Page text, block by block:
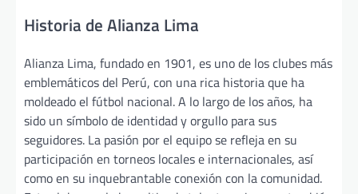
Historia de Alianza Lima
Alianza Lima, fundado en 1901, es uno de los clubes más
emblemáticos del Perú, con una rica historia que ha
moldeado el fútbol nacional. A lo largo de los años, ha
sido un símbolo de identidad y orgullo para sus
seguidores. La pasión por el equipo se refleja en su
participación en torneos locales e internacionales, así
como en su inquebrantable conexión con la comunidad.